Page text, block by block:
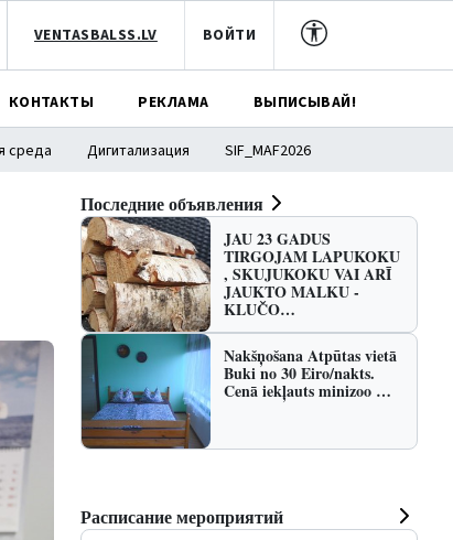
VENTASBALSS.LV ВОЙТИ
КОНТАКТЫ РЕКЛАМА ВЫПИСЫВАЙ!
среда Дигитализация SIF_MAF2026
Последние объявления
JAU 23 GADUS
TIRGOJAM LAPUKOKU
, SKUJUKOKU VAI ARĪ
JAUKTO MALKU -
KLUČO…
Nakšņošana Atpūtas vietā
Buki no 30 Eiro/nakts.
Cenā iekļauts minizoo …
Расписание мероприятий